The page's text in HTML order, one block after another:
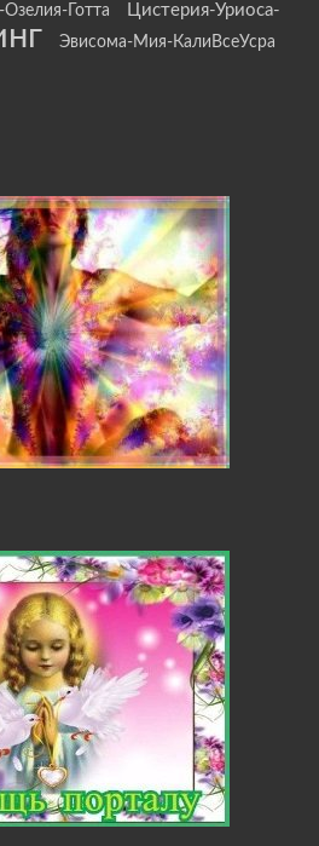
Готта
Цистерия-Уриоса-
Эвисома-Мия-КалиВсеУсра